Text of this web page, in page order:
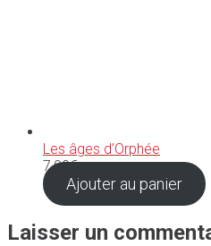
Les âges d’Orphée
7,00€
Ajouter au panier
Laisser un